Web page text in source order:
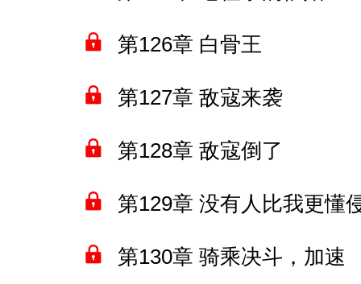
第126章 白骨王
第127章 敌寇来袭
第128章 敌寇倒了
第129章 没有人比我更懂
第130章 骑乘决斗，加速